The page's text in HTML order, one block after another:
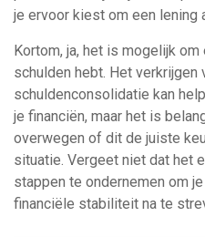
je ervoor kiest om een lening
Kortom, ja, het is mogelijk
schulden hebt. Het verkrijgen
schuldenconsolidatie kan
je financiën, maar het is
overwegen of dit de juiste
situatie. Vergeet niet dat het
stappen te ondernemen om
financiële stabiliteit na te